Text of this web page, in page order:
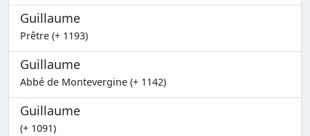
Guillaume
Prêtre (+ 1193)
Guillaume
Abbé de Montevergine (+ 1142)
Guillaume
(+ 1091)